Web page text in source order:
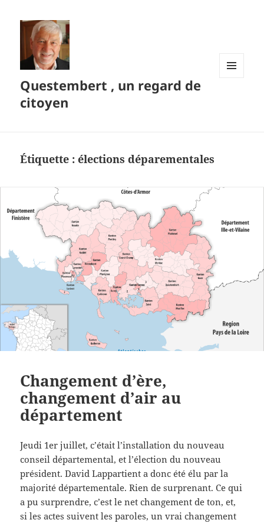
Questembert , un regard de
citoyen
Étiquette :élections déparementales
Changement d’ère,
changement d’air au
département
Jeudi 1er juillet, c’était l’installation du nouveau
conseil départemental, et l’élection du nouveau
président. David Lappartient a donc été élu par la
majorité départementale. Rien de surprenant. Ce qui
a pu surprendre, c’est le net changement de ton, et,
si les actes suivent les paroles, un vrai changement